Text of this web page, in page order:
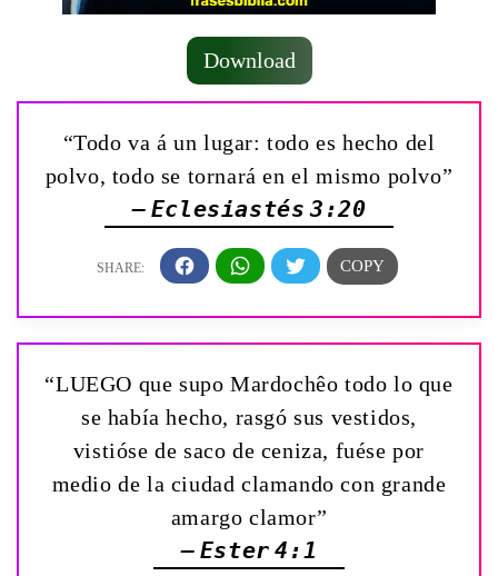
Download
“Todo va á un lugar: todo es hecho del
polvo, todo se tornará en el mismo polvo”
— Eclesiastés 3:20
“LUEGO que supo Mardochêo todo lo que
se había hecho, rasgó sus vestidos,
vistióse de saco de ceniza, fuése por
medio de la ciudad clamando con grande
amargo clamor”
— Ester 4:1